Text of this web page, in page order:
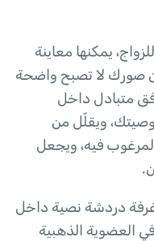
يمكنها معاينة
صورك لا تصبح واضحة
متبادل داخل
ويقلّل من
فيه، ويجعل
غرفة دردشة نصية داخل
العضوية الذهبية